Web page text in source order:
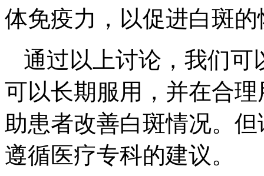
体免疫力，以促进白斑
通过以上讨论，我们可
可以长期服用，并在合
助患者改善白斑情况。
遵循医疗专科的建议。